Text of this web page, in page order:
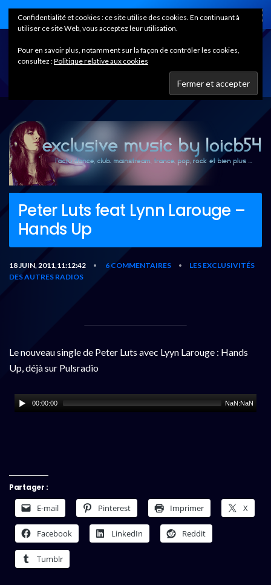
Home
Peter Luts feat Lynn Larouge –
Hands Up
18 JUIN, 2011,11:12:42 • 6 COMMENTAIRES •
LES EXCLUSIVITÉS
DES AUTRES RADIOS
Le nouveau single de Peter Luts avec Lyyn Larouge : Hands
Up, déjà sur Pulsradio
00:00:00 NaN:NaN
Partager :
E-mail Pinterest Imprimer X
Facebook LinkedIn Reddit
Tumblr
Confidentialité et cookies : ce site utilise des cookies. En continuant à
utiliser ce site Web, vous acceptez leur utilisation.
Pour en savoir plus, notamment sur la façon de contrôler les cookies,
consultez :Politique relative aux cookies